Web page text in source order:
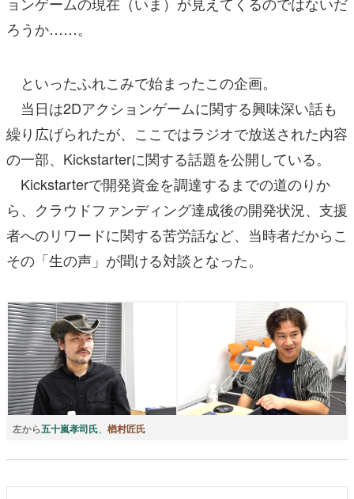
ろうか……。
といったふれこみで始まったこの企画。
当日は2Dアクションゲームに関する興味深い話も
繰り広げられたが、ここではラジオで放送された内容
の一部、Kickstarterに関する話題を公開している。
Kickstarterで開発資金を調達するまでの道のりか
ら、クラウドファンディング達成後の開発状況、支援
者へのリワードに関する苦労話など、当時者だからこ
その「生の声」が聞ける対談となった。
左から五十嵐孝司氏 楢村匠氏